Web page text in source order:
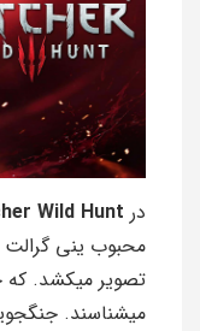
در Wild Hunt
محبوب ینی گرالت
تصویر میکشد. که
میشناسند.